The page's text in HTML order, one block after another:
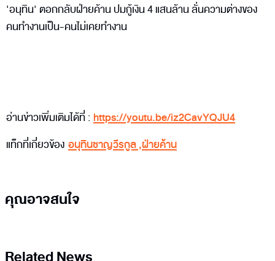
'อนุทิน' ตอกกลับฝ่ายค้าน ปมกู้เงิน 4 แสนล้าน ลั่นความต่างของ
คนทำงานเป็น-คนไม่เคยทำงาน
อ่านข่าวเพิ่มเติมได้ที่ : https://youtu.be/iz2CavYQJU4
แท็กที่เกี่ยวข้อง อนุทินชาญวีรกูล,ฝ่ายค้าน
คุณอาจสนใจ